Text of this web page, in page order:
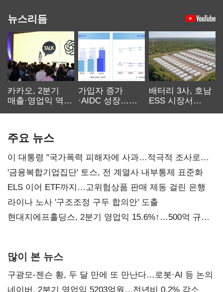
뉴스리듬
카카오, 2분기
매출·영업익 역대
가입자 증가
·AIDC 성장…
배터리 3사, 호남
ESS 시장서
주요 뉴스
이 대통령 "국가폭력 피해자에 사과…적극적 조사로
진실 밝혀야"
'금융복합기업집단' 토스, 전 계열사 내부통제 표준화
ELS 이어 ETF까지…고위험상품 판매 제동 걸린 은행
라이나 노사 '구조조정 구두 합의안' 도출
현대지에프홀딩스, 2분기 영업익 15.6%↑…500억 규모
많이 본 뉴스
구광모-젠슨 황, 두 달 만에 또 만난다…로봇·AI 등 논의
네이버, 2분기 영업익 5203억원…전년비 0.2% 감소